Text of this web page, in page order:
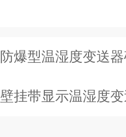
防爆型温湿度变送器确
壁挂带显示温湿度